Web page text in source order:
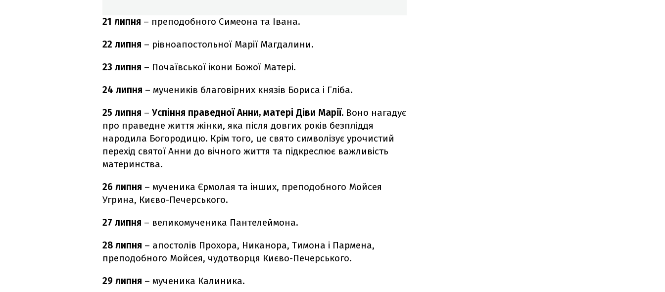
21 липня – преподобного Симеона та Івана.
22 липня – рівноапостольної Марії Магдалини.
23 липня – Почаївської ікони Божої Матері.
24 липня – мучеників благовірних князів Бориса і Гліба.
25 липня – Успіння праведної Анни, матері Діви Марії. Воно нагадує
про праведне життя жінки, яка після довгих років безпліддя
народила Богородицю. Крім того, це свято символізує урочистий
перехід святої Анни до вічного життя та підкреслює важливість
материнства.
26 липня – мученика Єрмолая та інших, преподобного Мойсея
Угрина, Києво-Печерського.
27 липня – великомученика Пантелеймона.
28 липня – апостолів Прохора, Никанора, Тимона і Пармена,
преподобного Мойсея, чудотворця Києво-Печерського.
29 липня – мученика Калиника.